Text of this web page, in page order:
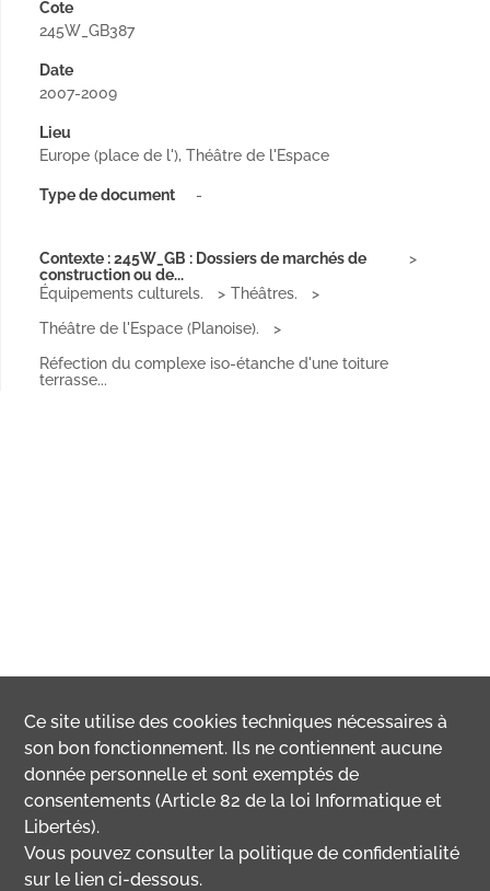
Cote
245W_GB387
Date
2007-2009
Lieu
Europe (place de l'), Théâtre de l'Espace
Type de document -
Contexte : 245W_GB : Dossiers de marchés de
construction ou de...
Équipements culturels.
Théâtres.
Théâtre de l'Espace (Planoise).
Réfection du complexe iso-étanche d'une toiture
terrasse...
Ce site utilise descookies techniques nécessaires à
son bon fonctionnement. Ils ne contiennent aucune
donnée personnelle et sont exemptés de
consentements (Article 82 de la loi Informatique et
Libertés).
Vous pouvez consulter la politique de confidentialité
sur le lien ci-dessous.